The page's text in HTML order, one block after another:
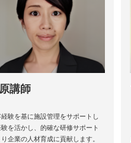
講師
験を基に施設管理をサポートし
験を活かし、的確な研修サポート
り企業の人材育成に貢献します。